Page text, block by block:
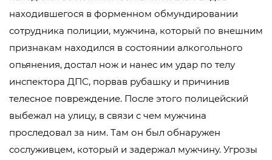
находившегося в форменном обмундировании
сотрудника полиции, мужчина, который по внешним
признакам находился в состоянии алкогольного
опьянения, достал нож и нанес им удар по телу
инспектора ДПС, порвав рубашку и причинив
телесное повреждение. После этого полицейский
выбежал на улицу, в связи с чем мужчина
проследовал за ним. Там он был обнаружен
сослуживцем, который и задержал мужчину. Угрозы